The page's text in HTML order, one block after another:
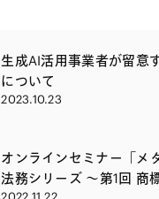
生成AI活用事業者が留意
について
2023.10.23
オンラインセミナー「メ
法務シリーズ ～第1回 商